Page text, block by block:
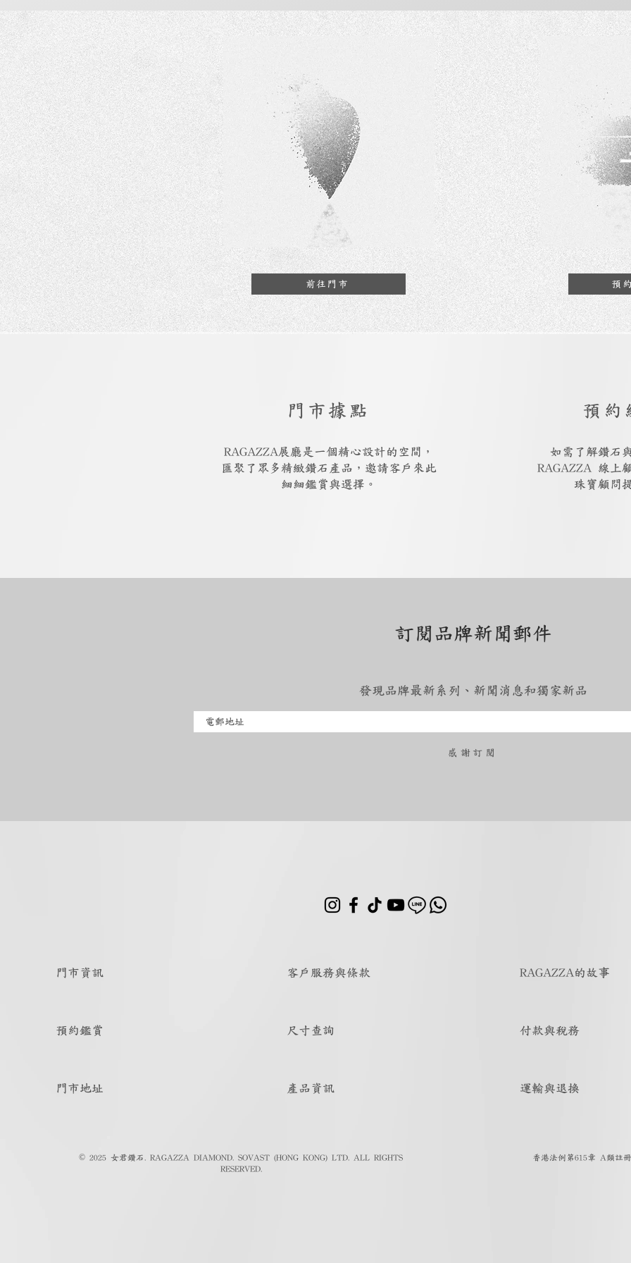
前往門市 預
門市據點
RAGAZZA展廳是一個精心設計的空間，
匯聚了眾多精緻鑽石產品，邀請客戶來此
細細鑑賞與選擇。
預約
如需了解鑽石
RAGAZZA 線上
珠寶顧問
訂閱品牌新聞郵件
發現品牌最新系列、新聞消息和獨家新品
​感謝訂閱
門市資訊
預約鑑賞
門市地址
客戶服務與條款
尺寸查詢
產品資訊
RAGAZZA的故事
付款與稅務
運輸與退換
© 2025 女君鑽石. RAGAZZA DIAMOND. SOVAST (HONG KONG) LTD. ALL RIGHTS
RESERVED.
香港法例第615章 A類註